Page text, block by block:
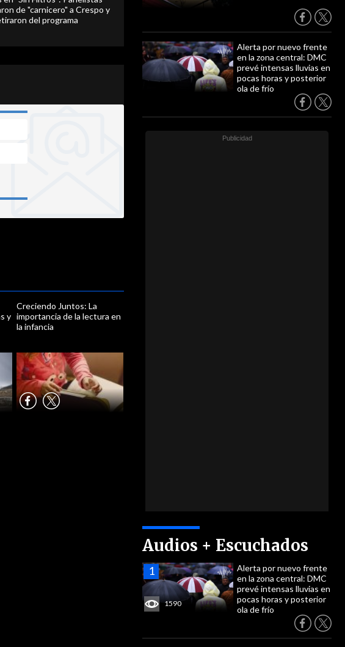
Alerta por nuevo frente
en la zona central: DMC
prevé intensas lluvias en
pocas horas y posterior
ola de frío
Audios + Escuchados
1590
Alerta por nuevo frente
en la zona central: DMC
prevé intensas lluvias en
pocas horas y posterior
ola de frío
de "carnicero" a Crespo y
del programa
y
Creciendo Juntos: La
importancia de la lectura en
la infancia